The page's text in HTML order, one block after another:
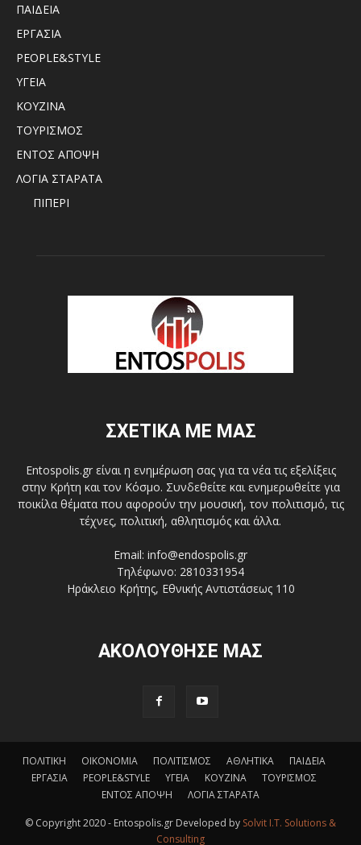
ΠΑΙΔΕΙΑ
ΕΡΓΑΣΙΑ
PEOPLE&STYLE
ΥΓΕΙΑ
ΚΟΥΖΙΝΑ
ΤΟΥΡΙΣΜΟΣ
ΕΝΤΟΣ ΑΠΟΨΗ
ΛΟΓΙΑ ΣΤΑΡΑΤΑ
ΠΙΠΕΡΙ
ΣΧΕΤΙΚΑ ΜΕ ΜΑΣ
Entospolis.gr είναι η ενημέρωση σας για τα νέα τις εξελίξεις
στην Κρήτη και τον Κόσμο. Συνδεθείτε και ενημερωθείτε για
ποικίλα θέματα που αφορούν την μουσική, τον πολιτισμό, τις
τέχνες, πολιτική, αθλητισμός και άλλα.
Email: info@endospolis.gr
Τηλέφωνο: 2810331954
Ηράκλειο Κρήτης, Εθνικής Αντιστάσεως 110
ΑΚΟΛΟΥΘΗΣΕ ΜΑΣ
ΠΟΛΙΤΙΚΗ ΟΙΚΟΝΟΜΙΑ ΠΟΛΙΤΙΣΜΟΣ ΑΘΛΗΤΙΚΑ
ΠΑΙΔΕΙΑ
ΕΡΓΑΣΙΑ
PEOPLE&STYLE ΥΓΕΙΑ ΚΟΥΖΙΝΑ
ΤΟΥΡΙΣΜΟΣ
ΕΝΤΟΣ ΑΠΟΨΗ
ΛΟΓΙΑ ΣΤΑΡΑΤΑ
© Copyright 2020 - Entospolis.gr Developed by Solvit I.T. Solutions &
Consulting